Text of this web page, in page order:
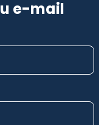
e-mail